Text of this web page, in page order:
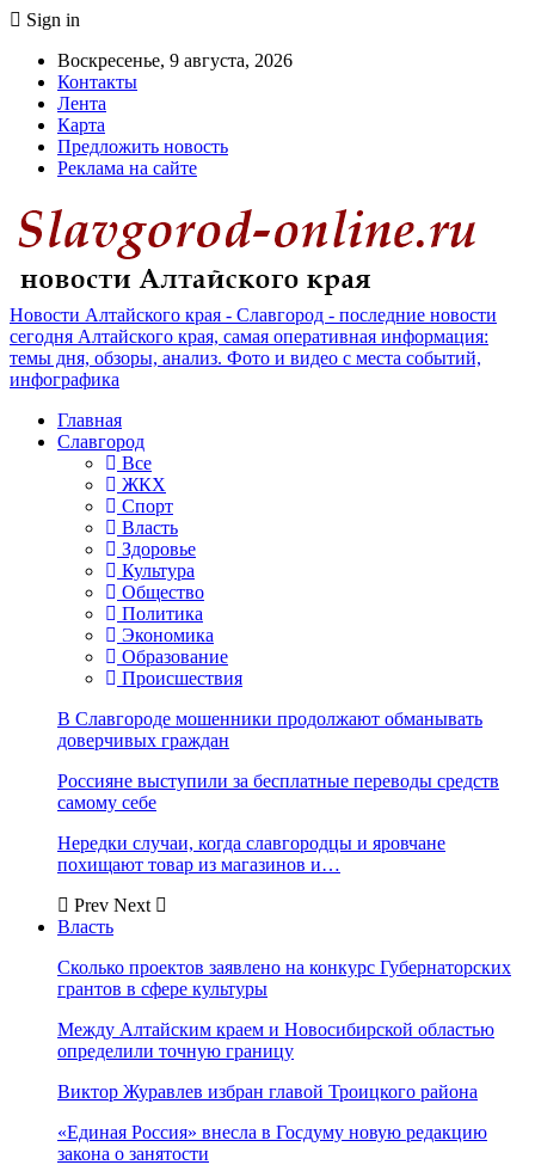
Sign in
Воскресенье, 9 августа, 2026
Контакты
Лента
Карта
Предложить новость
Реклама на сайте
Новости Алтайского края - Славгород - последние новости
сегодня Алтайского края, самая оперативная информация:
темы дня, обзоры, анализ. Фото и видео с места событий,
инфографика
Главная
Славгород
Все
ЖКХ
Спорт
Власть
Здоровье
Культура
Общество
Политика
Экономика
Образование
Происшествия
В Славгороде мошенники продолжают обманывать
доверчивых граждан
Россияне выступили за бесплатные переводы средств
самому себе
Нередки случаи, когда славгородцы и яровчане
похищают товар из магазинов и…
Prev Next
Власть
Сколько проектов заявлено на конкурс Губернаторских
грантов в сфере культуры
Между Алтайским краем и Новосибирской областью
определили точную границу
Виктор Журавлев избран главой Троицкого района
«Единая Россия» внесла в Госдуму новую редакцию
закона о занятости